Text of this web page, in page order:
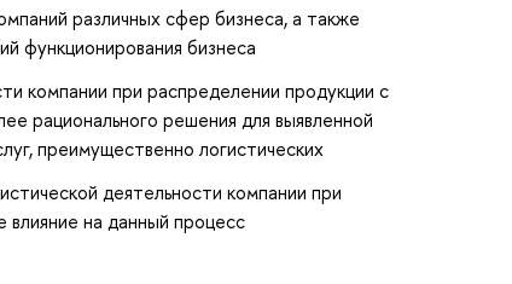
различных сфер бизнеса, а также
функционирования бизнеса
компании при распределении продукции с
рационального решения для выявленной
преимущественно логистических
деятельности компании при
на данный процесс